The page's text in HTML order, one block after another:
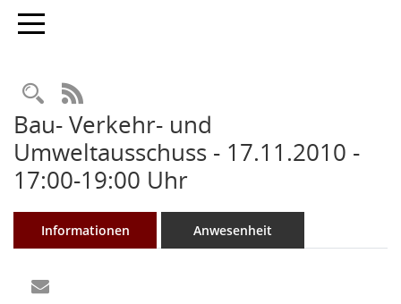
Toggle navigation
Rechercheauswahl
RSS-Feed
Bau- Verkehr- und
Umweltausschuss - 17.11.2010 -
17:00-19:00 Uhr
Informationen Anwesenheit